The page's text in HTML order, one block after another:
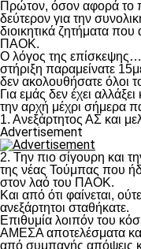
Πρώτον, όσον αφορά το
δεύτερον για την
διοικητικά ζητήματα
ΠΑΟΚ.
Ο λόγος της επίσκεψης…
στήριξη παραμείνατε
δεν ακολουθήσατε όλοι
Για εμάς δεν έχει
την αρχή μέχρι σήμερα
1. Ανεξάρτητος ΑΣ και
Advertisement
2. Την πιο σίγουρη και
της νέας Τούμπας που
στον λαό του ΠΑΟΚ.
Και από ότι φαίνεται,
ανεξάρτητοι σταθήκατε.
Επιθυμία λοιπόν του
ΑΜΕΣΑ αποτελέσματα και
από συμπαγής απόψεις